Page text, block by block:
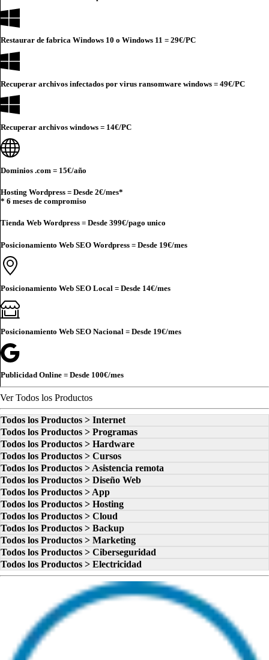
Restaurar de fabrica Windows 10 o Windows 11 = 29€/PC
Recuperar archivos infectados por virus ransomware windows = 49€/PC
Recuperar archivos windows = 14€/PC
Dominios .com = 15€/año
Hosting Wordpress = Desde 2€/mes*
* 6 meses de compromiso
Tienda Web Wordpress = Desde 399€/pago unico
Posicionamiento Web SEO Wordpress = Desde 19€/mes
Posicionamiento Web SEO Local = Desde 14€/mes
Posicionamiento Web SEO Nacional = Desde 19€/mes
Publicidad Online = Desde 100€/mes
Ver Todos los Productos
Todos los Productos > Internet
Todos los Productos > Programas
Todos los Productos > Hardware
Todos los Productos > Cursos
Todos los Productos > Asistencia remota
Todos los Productos > Diseño Web
Todos los Productos > App
Todos los Productos > Hosting
Todos los Productos > Cloud
Todos los Productos > Backup
Todos los Productos > Marketing
Todos los Productos > Ciberseguridad
Todos los Productos > Electricidad